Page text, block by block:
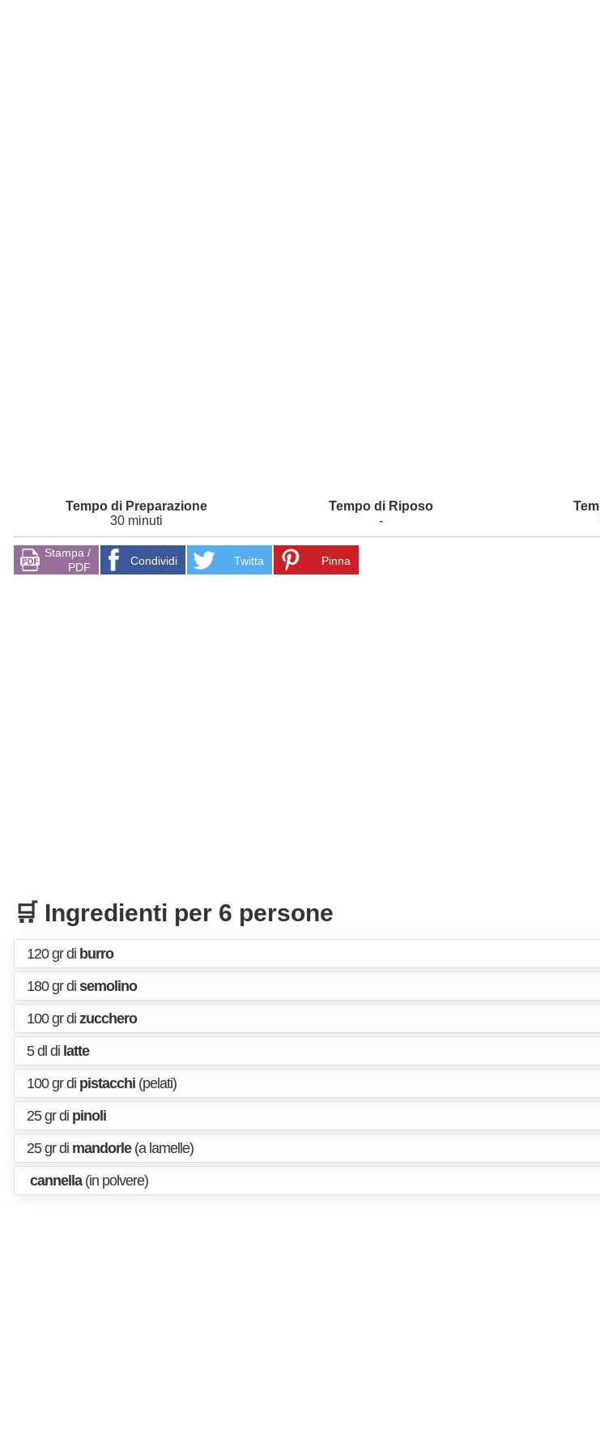
30 minuti -
Stampa /
PDF
Condividi Twitta Pinna
🛒 Ingredienti per 6 persone
120 gr di burro
180 gr di semolino
100 gr di zucchero
5 dl di latte
100 gr di pistacchi (pelati)
25 gr di pinoli
25 gr di mandorle(a lamelle)
cannella(in polvere)